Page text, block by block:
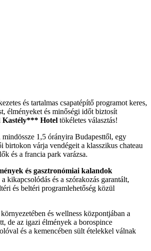
és tartalmas csapatépítő programot keres,
élményeket és minőségi időt biztosít
Kastély*** Hotel tökéletes választás!
1,5 órányira Budapesttől, egy
birtokon várja vendégeit a klasszikus chateau
és a francia park varázsa.
és gasztronómiai kalandok
kikapcsolódás és a szórakozás garantált,
és beltéri programlehetőség közül
és wellness központjában a
de az igazi élmények a borospince
és a kemencében sült ételekkel válnak